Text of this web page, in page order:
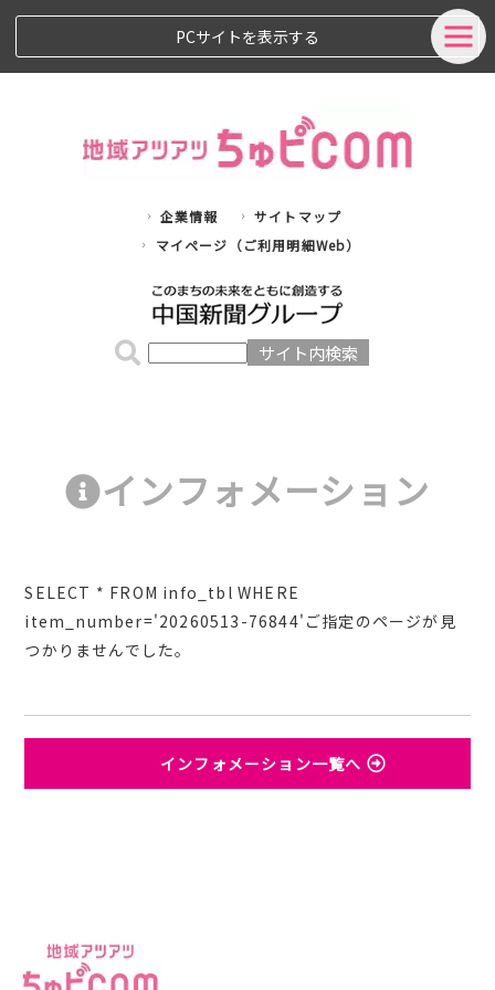
PCサイトを表示する
企業情報
サイトマップ
マイページ（ご利用明細Web）
インフォメーション
SELECT * FROM info_tbl WHERE
item_number='20260513-76844'ご指定のページが見
つかりませんでした。
インフォメーション一覧へ